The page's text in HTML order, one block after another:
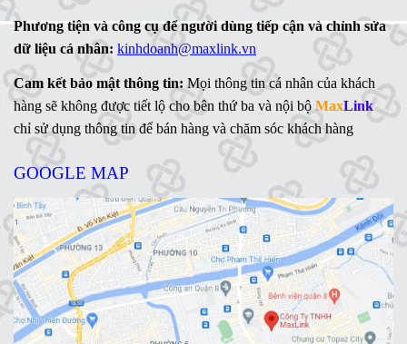
Phương tiện và công cụ để người dùng tiếp cận và chỉnh sửa
dữ liệu cá nhân: kinhdoanh@maxlink.vn
Cam kết bảo mật thông tin: Mọi thông tin cá nhân của khách
hàng sẽ không được tiết lộ cho bên thứ ba và nội bộMaxLink
chỉ sử dụng thông tin để bán hàng và chăm sóc khách hàng
GOOGLE MAP